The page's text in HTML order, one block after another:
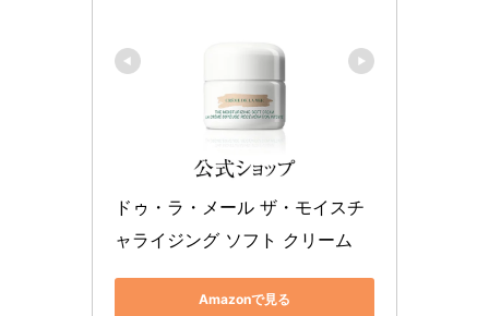
ドゥ・ラ・メール ザ・モイスチ
ャライジング ソフト クリーム
Amazonで見る